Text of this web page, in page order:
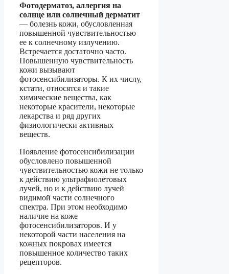
Фотодерматоз, аллергия на
солнце или солнечный дерматит
— болезнь кожи, обусловленная
повышенной чувствительностью
ее к солнечному излучению.
Встречается достаточно часто.
Повышенную чувствительность
кожи вызывают
фотосенсибилизаторы. К их числу,
кстати, относятся и такие
химические вещества, как
некоторые красители, некоторые
лекарства и ряд других
физиологически активных
веществ.
Появление фотосенсибилизации
обусловлено повышенной
чувствительностью кожи не только
к действию ультрафиолетовых
лучей, но и к действию лучей
видимой части солнечного
спектра. При этом необходимо
наличие на коже
фотосенсибилизаторов. И у
некоторой части населения на
кожных покровах имеется
повышенное количество таких
рецепторов.